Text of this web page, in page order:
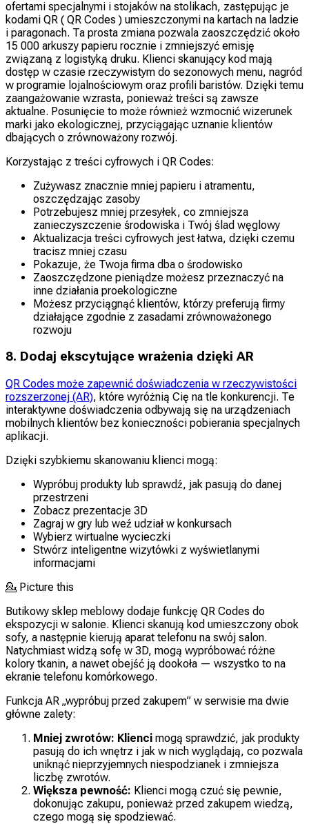
ofertami specjalnymi i stojaków na stolikach, zastępując je
kodami QR ( QR Codes ) umieszczonymi na kartach na ladzie
i paragonach. Ta prosta zmiana pozwala zaoszczędzić około
15 000 arkuszy papieru rocznie i zmniejszyć emisję
związaną z logistyką druku. Klienci skanujący kod mają
dostęp w czasie rzeczywistym do sezonowych menu, nagród
w programie lojalnościowym oraz profili baristów. Dzięki temu
zaangażowanie wzrasta, ponieważ treści są zawsze
aktualne. Posunięcie to może również wzmocnić wizerunek
marki jako ekologicznej, przyciągając uznanie klientów
dbających o zrównoważony rozwój.
Korzystając z treści cyfrowych i QR Codes:
Zużywasz znacznie mniej papieru i atramentu,
oszczędzając zasoby
Potrzebujesz mniej przesyłek, co zmniejsza
zanieczyszczenie środowiska i Twój ślad węglowy
Aktualizacja treści cyfrowych jest łatwa, dzięki czemu
tracisz mniej czasu
Pokazuje, że Twoja firma dba o środowisko
Zaoszczędzone pieniądze możesz przeznaczyć na
inne działania proekologiczne
Możesz przyciągnąć klientów, którzy preferują firmy
działające zgodnie z zasadami zrównoważonego
rozwoju
8. Dodaj ekscytujące wrażenia dzięki AR
QR Codes może zapewnić doświadczenia w rzeczywistości
rozszerzonej (AR), które wyróżnią Cię na tle konkurencji. Te
interaktywne doświadczenia odbywają się na urządzeniach
mobilnych klientów bez konieczności pobierania specjalnych
aplikacji.
Dzięki szybkiemu skanowaniu klienci mogą:
Wypróbuj produkty lub sprawdź, jak pasują do danej
przestrzeni
Zobacz prezentacje 3D
Zagraj w gry lub weź udział w konkursach
Wybierz wirtualne wycieczki
Stwórz inteligentne wizytówki z wyświetlanymi
informacjami
💁 Picture this
Butikowy sklep meblowy dodaje funkcję QR Codes do
ekspozycji w salonie. Klienci skanują kod umieszczony obok
sofy, a następnie kierują aparat telefonu na swój salon.
Natychmiast widzą sofę w 3D, mogą wypróbować różne
kolory tkanin, a nawet obejść ją dookoła — wszystko to na
ekranie telefonu komórkowego.
Funkcja AR „wypróbuj przed zakupem” w serwisie ma dwie
główne zalety:
Mniej zwrotów: Klienci mogą sprawdzić, jak produkty
pasują do ich wnętrz i jak w nich wyglądają, co pozwala
uniknąć nieprzyjemnych niespodzianek i zmniejsza
liczbę zwrotów.
Większa pewność: Klienci mogą czuć się pewnie,
dokonując zakupu, ponieważ przed zakupem wiedzą,
czego mogą się spodziewać.